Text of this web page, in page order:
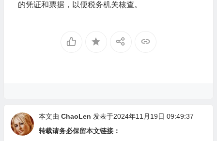
的凭证和票据，以便税务机关核查。
本文由 ChaoLen 发表于2024年11月19日 09:49:37
转载请务必保留本文链接：